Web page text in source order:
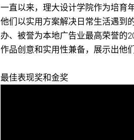
一直以来，理大设计学院作为培育
他们以实用方案解决日常生活遇到
办、被誉为本地广告业最高荣誉的
作品创意和实用性兼备，展示出他
最佳表现奖和金奖